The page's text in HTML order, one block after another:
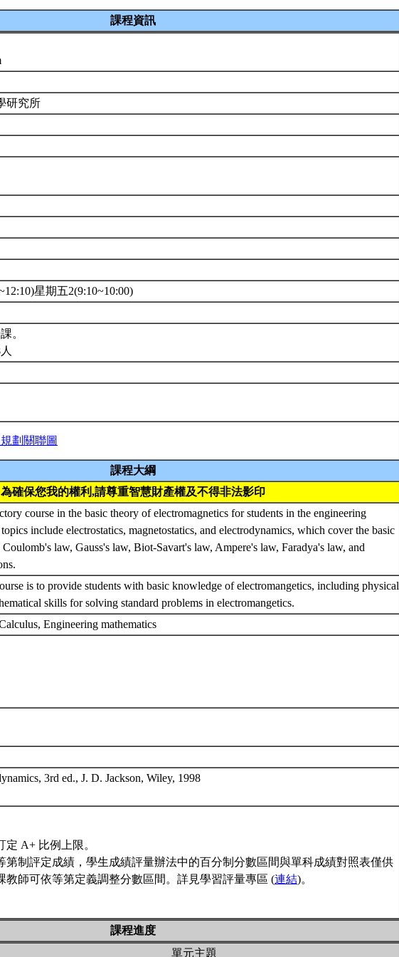
課程資訊
研究所
星期五2(9:10~10:00)
。
劃關聯圖
課程大綱
為確保您我的權利,請尊重智慧財產權及不得非法影印
course in the basic theory of electromagnetics for students in the engineering
include electrostatics, magnetostatics, and electrodynamics, which cover the basic
Coulomb's law, Gauss's law, Biot-Savart's law, Ampere's law, Faradya's law, and
is to provide students with basic knowledge of electromangetics, including physical
skills for solving standard problems in electromangetics.
Engineering mathematics
3rd ed., J. D. Jackson, Wiley, 1998
定 A+ 比例上限。
第制評定成績，學生成績評量辦法中的百分制分數區間與單科成績對照表僅供
教師可依等第定義調整分數區間。詳見學習評量專區 (連結)。
課程進度
單元主題